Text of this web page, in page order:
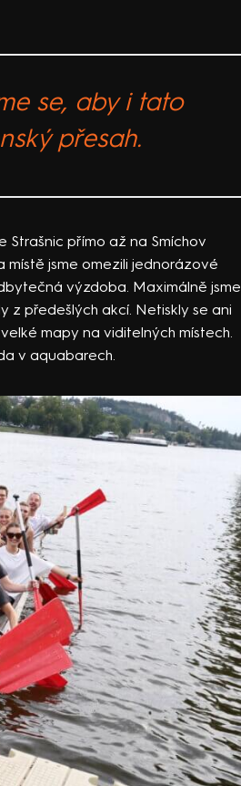
se, aby i tato
přesah.
přímo až na Smíchov
místě jsme omezili jednorázové
výzdoba. Maximálně jsme
z předešlých akcí. Netiskly se ani
mapy na viditelných místech.
v aquabarech.